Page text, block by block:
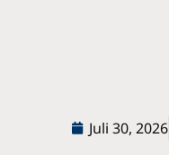
Juli 30, 2026